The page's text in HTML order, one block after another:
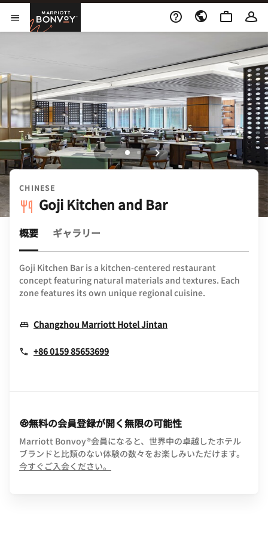
Skip to Content
メニューを開く
Marriott Bonvoy
CHINESE
Goji Kitchen and Bar
概要 ギャラリー
Goji Kitchen Bar is a kitchen-centered restaurant
concept featuring natural materials and textures. Each
zone features its own unique regional cuisine.
Changzhou Marriott Hotel JintanOpens In New
+86 0159 85653699
無料の会員登録が開く無限の可能性
Marriott Bonvoy®会員になると、世界中の卓越したホテル
ブランドと比類のない体験の数々をお楽しみいただけます。
今すぐご入会ください。